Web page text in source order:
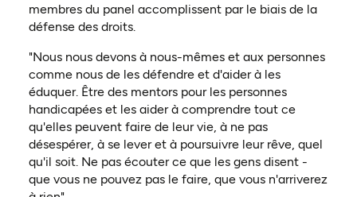
membres du panel accomplissent par le biais de la
défense des droits.
"Nous nous devons à nous-mêmes et aux personnes
comme nous de les défendre et d'aider à les
éduquer. Être des mentors pour les personnes
handicapées et les aider à comprendre tout ce
qu'elles peuvent faire de leur vie, à ne pas
désespérer, à se lever et à poursuivre leur rêve, quel
qu'il soit. Ne pas écouter ce que les gens disent -
que vous ne pouvez pas le faire, que vous n'arriverez